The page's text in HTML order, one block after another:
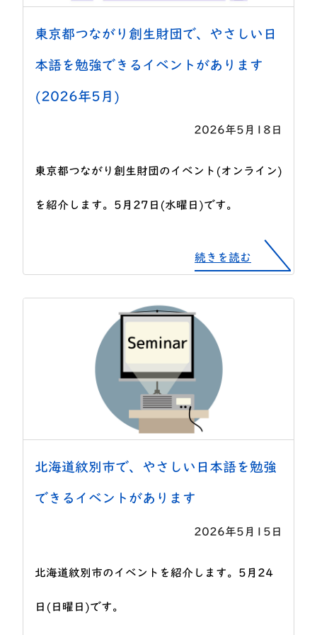
東京都つながり創生財団で、やさしい日
本語を勉強できるイベントがあります
(2026年5月)
2026年5月18日
東京都つながり創生財団のイベント(オンライン)
を紹介します。5月27日(水曜日)です。
続きを読む
北海道紋別市で、やさしい日本語を勉強
できるイベントがあります
2026年5月15日
北海道紋別市のイベントを紹介します。5月24
日(日曜日)です。